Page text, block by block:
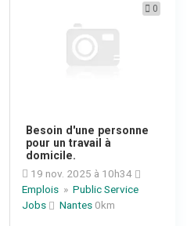
0
Besoin d'une personne
pour un travail à
domicile.
19 nov. 2025 à 10h34
Emplois » Public Service
Jobs
Nantes 0km